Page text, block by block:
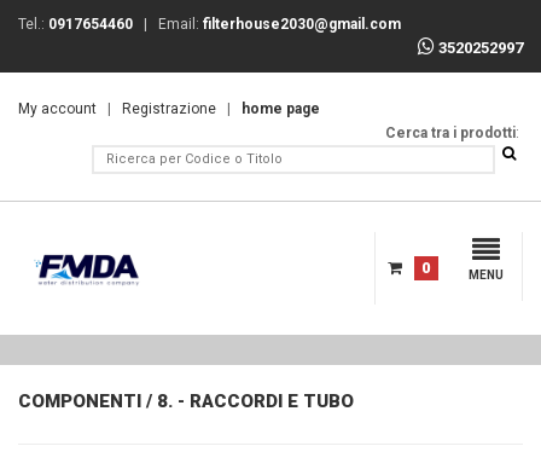
Tel.: 0917654460 | Email: filterhouse2030@gmail.com
3520252997
My account Registrazione
home page
Cerca tra i prodotti:
MENU
0
COMPONENTI / 8. - RACCORDI E TUBO